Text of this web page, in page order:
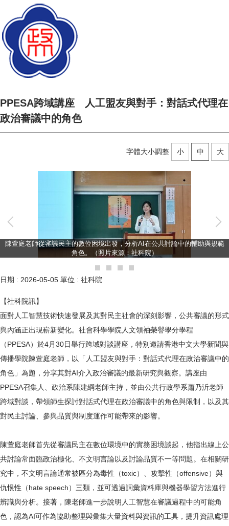
PPESA跨域講座 人工盟友與對手：對話式代理在
政治審議中的角色
字體大小調整 小 中 大
陳萱庭老師從審議民主的數位困境出發，分析AI在公共討論中的輔助與規範
角色。（照片來源：社科院）
日期 : 2026-05-05 單位 : 社科院
【社科院訊】
面對人工智慧技術快速發展及其對民主社會的深刻影響，公共審議的形式
與內涵正出現嶄新變化。社會科學學院人文領袖榮譽學分學程
（PPESA）於4月30日舉行跨域對談講座，特別邀請香港中文大學新聞與
傳播學院陳萱庭老師，以「人工盟友與對手：對話式代理在政治審議中的
角色」為題，分享其對AI介入政治審議的最新研究與觀察。講座由
PPESA召集人、政治系陳建綱老師主持，並由公共行政學系蕭乃沂老師
跨域對談，帶領師生探討對話式代理在政治審議中的角色與限制，以及其
對民主討論、參與品質與制度運作可能帶來的影響。
陳萱庭老師首先從審議民主在數位環境中的實務困境談起，他指出線上公
共討論常面臨政治極化、不文明言論以及討論品質不一等問題。在相關研
究中，不文明言論通常被區分為毒性（toxic）、攻擊性（offensive）與
仇恨性（hate speech）三類，並可透過詞彙資料庫與機器學習方法進行
辨識與分析。接著，陳老師進一步說明人工智慧在審議過程中的可能角
色，認為AI可作為協助整理與彙集大量資料與資訊的工具，提升資訊處理